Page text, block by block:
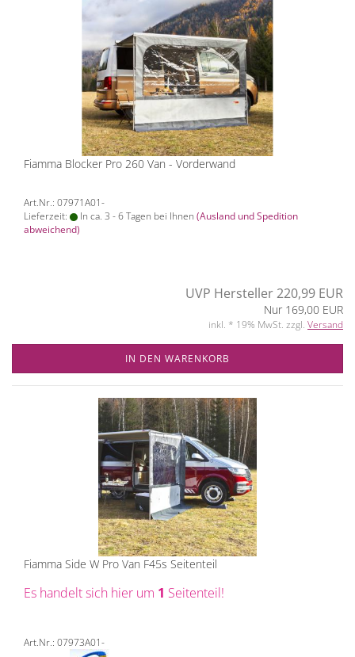
Fiamma Blocker Pro 260 Van - Vorderwand
Art.Nr.: 07971A01-
Lieferzeit:
In ca. 3 - 6 Tagen bei Ihnen (Ausland und Spedition
abweichend)
UVP Hersteller 220,99 EUR
Nur 169,00 EUR
inkl. * 19% MwSt. zzgl. Versand
IN DEN WARENKORB
Fiamma Side W Pro Van F45s Seitenteil
Es handelt sich hier um 1 Seitenteil!
Art.Nr.: 07973A01-